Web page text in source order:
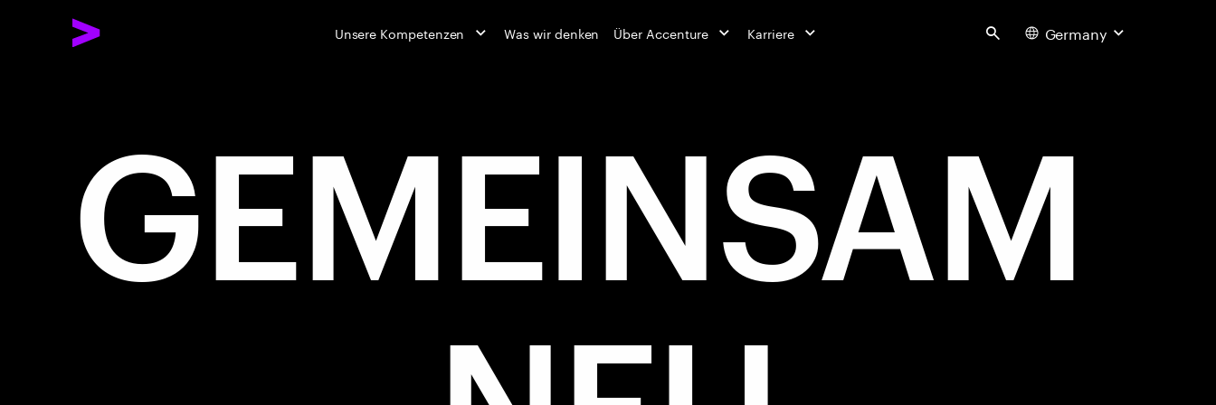
Unsere Kompetenzen Was wir denken Über Accenture Karriere Search Germany
GEMEINSAM